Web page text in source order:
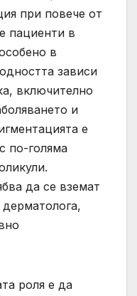
при повече от
пациенти в
в
зависи
включително
и
е
по-голяма
да се вземат
роля е да